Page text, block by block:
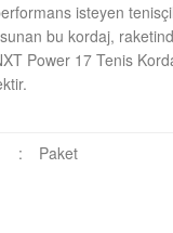
isteyen
bu kordaj,
Power 17 Tenis
: Paket